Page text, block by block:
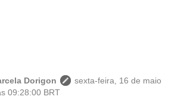
Dorigon
sexta-feira, 16 de maio
09:28:00 BRT